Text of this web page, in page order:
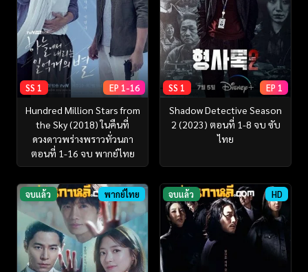
SS 1 EP 1-16
Hundred Million Stars from
the Sky (2018) ในคืนที่
ดวงดาวพร่างพราวทั่วนภา
ตอนที่ 1-16 จบ พากย์ไทย
SS 1 EP 1
Shadow Detective Season
2 (2023) ตอนที่ 1-8 จบ ซับ
ไทย
จบแล้ว พากย์ไทย จบแล้ว HD